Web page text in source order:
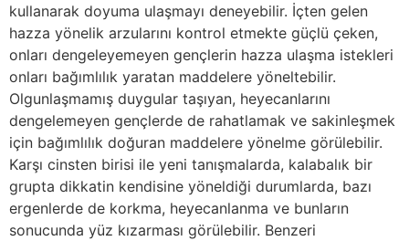
kullanarak doyuma ulaşmayı deneyebilir. İçten gelen
hazza yönelik arzularını kontrol etmekte güçlü çeken,
onları dengeleyemeyen gençlerin hazza ulaşma istekleri
onları bağımlılık yaratan maddelere yöneltebilir.
Olgunlaşmamış duygular taşıyan, heyecanlarını
dengelemeyen gençlerde de rahatlamak ve sakinleşmek
için bağımlılık doğuran maddelere yönelme görülebilir.
Karşı cinsten birisi ile yeni tanışmalarda, kalabalık bir
grupta dikkatin kendisine yöneldiği durumlarda, bazı
ergenlerde de korkma, heyecanlanma ve bunların
sonucunda yüz kızarması görülebilir. Benzeri